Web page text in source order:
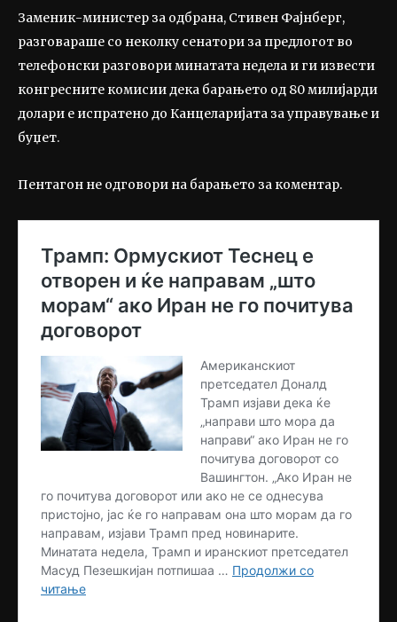
Заменик-министер за одбрана, Стивен Фајнберг,
разговараше со неколку сенатори за предлогот во
телефонски разговори минатата недела и ги извести
конгресните комисии дека барањето од 80 милијарди
долари е испратено до Канцеларијата за управување и
буџет.
Пентагон не одговори на барањето за коментар.